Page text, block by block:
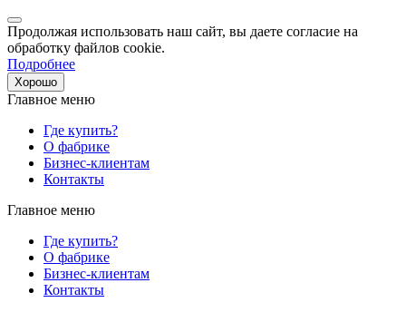
Продолжая использовать наш сайт, вы даете согласие на
обработку файлов cookie.
Подробнее
Хорошо
Главное меню
Где купить?
О фабрике
Бизнес-клиентам
Контакты
Главное меню
Где купить?
О фабрике
Бизнес-клиентам
Контакты